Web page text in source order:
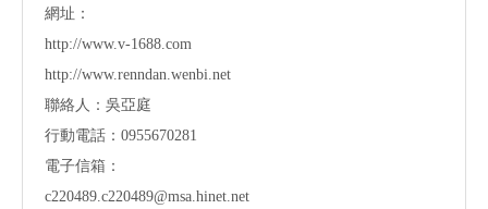
網址：
http://www.v-1688.com
http://www.renndan.wenbi.net
聯絡人：吳亞庭
行動電話：0955670281
電子信箱：
c220489.c220489@msa.hinet.net